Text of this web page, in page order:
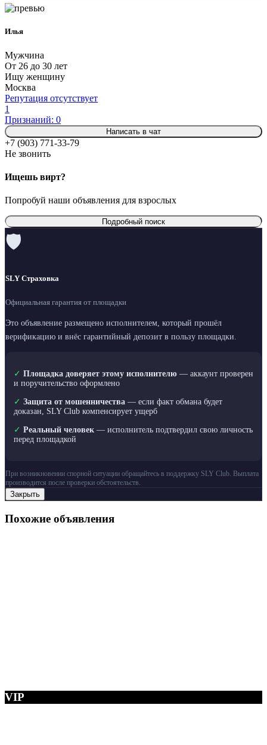
Илья
Мужчина
От 26 до 30 лет
Ищу женщину
Москва
Репутация отсутствует
1
Признаний: 0
Написать в чат
+7 (903) 771-33-79
Не звонить
Ищешь вирт?
Попробуй наши объявления для взрослых
Подробный поиск
🛡
SLY Страховка
Официальная гарантия от площадки
Это объявление размещено исполнителем, который прошёл
верификацию и внёс гарантийный депозит в пользу площадки.
✓ Площадка доверяет этому исполнителю — аккаунт проверен
и поручительство оформлено
✓ Защита от мошенничества — если факт обмана будет
доказан, SLY Club компенсирует ущерб
✓ Реальный человек — исполнитель подтвердил свою личность
перед площадкой
При возникновении спорной ситуации обращайтесь в поддержку SLY Club. Выплата
производится после проверки обстоятельств.
Закрыть
Похожие объявления
VIP